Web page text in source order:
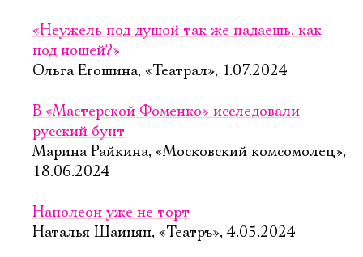
«Неужель под душой так же падаешь, как
под ношей?»
Ольга Егошина, «Театрал», 1.07.2024
В «Мастерской Фоменко» исследовали
русский бунт
Марина Райкина, «Московский комсомолец»,
18.06.2024
Наполеон уже не торт
Наталья Шаинян, «Театръ», 4.05.2024